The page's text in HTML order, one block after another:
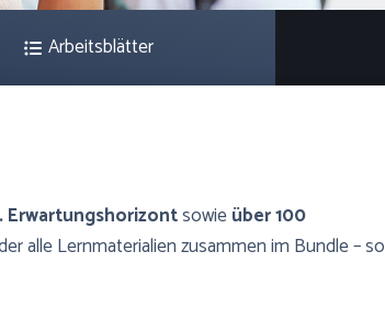
Arbeitsblätter
Erwartungshorizontsowieüber 100
alle Lernmaterialien zusammen im Bundle – so